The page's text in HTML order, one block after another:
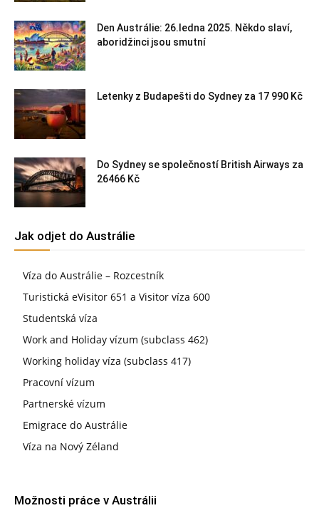
Den Austrálie: 26.ledna 2025. Někdo slaví,
aboridžinci jsou smutní
Letenky z Budapešti do Sydney za 17 990 Kč
Do Sydney se společností British Airways za
26466 Kč
Jak odjet do Austrálie
Víza do Austrálie – Rozcestník
Turistická eVisitor 651 a Visitor víza 600
Studentská víza
Work and Holiday vízum (subclass 462)
Working holiday víza (subclass 417)
Pracovní vízum
Partnerské vízum
Emigrace do Austrálie
Víza na Nový Zéland
Možnosti práce v Austrálii